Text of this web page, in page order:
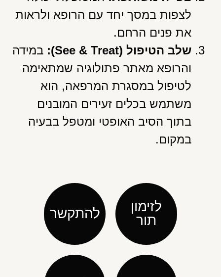
לצפות במסך יחד עם הרופא ולראות
את פנים הרחם.
שלב הטיפול (See & Treat):
במידה
והרופא מאתר פתולוגיה שמתאימה
לטיפול במסגרת המרפאה, הוא
משתמש בכלים זעירים המובנים
בתוך הסיב האופטי ומטפל בבעיה
במקום.
לזימון
תור
להתקשר